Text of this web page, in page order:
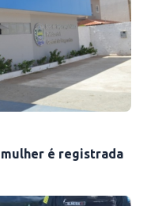
é registrada